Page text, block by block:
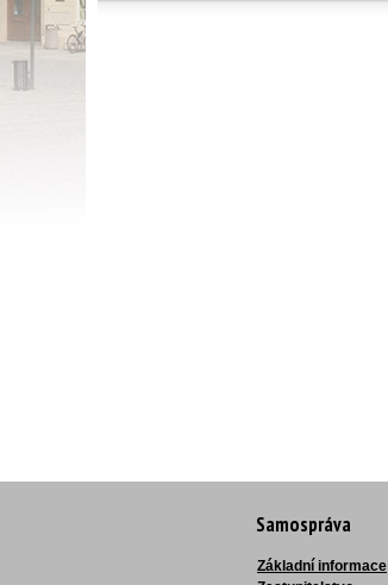
Samospráva
Základní informace